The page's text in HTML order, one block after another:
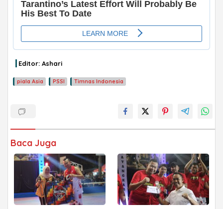
Editor: Ashari
piala Asia PSSI Timnas Indonesia
Baca Juga